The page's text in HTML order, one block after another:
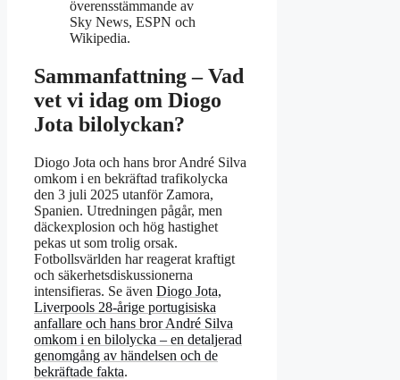
överensstämmande av
Sky News, ESPN och
Wikipedia.
Sammanfattning – Vad
vet vi idag om Diogo
Jota bilolyckan?
Diogo Jota och hans bror André Silva
omkom i en bekräftad trafikolycka
den 3 juli 2025 utanför Zamora,
Spanien. Utredningen pågår, men
däckexplosion och hög hastighet
pekas ut som trolig orsak.
Fotbollsvärlden har reagerat kraftigt
och säkerhetsdiskussionerna
intensifieras. Se även Diogo Jota,
Liverpools 28‐årige portugisiska
anfallare och hans bror André Silva
omkom i en bilolycka – en detaljerad
genomgång av händelsen och de
bekräftade fakta.